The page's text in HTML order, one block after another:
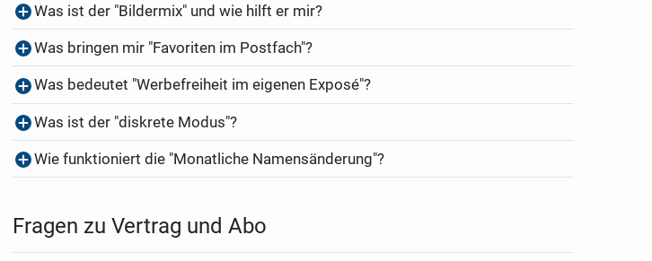
Was ist der "Bildermix" und wie hilft er mir?
Was bringen mir "Favoriten im Postfach"?
Was bedeutet "Werbefreiheit im eigenen Exposé"?
Was ist der "diskrete Modus"?
Wie funktioniert die "Monatliche Namensänderung"?
Fragen zu Vertrag und Abo